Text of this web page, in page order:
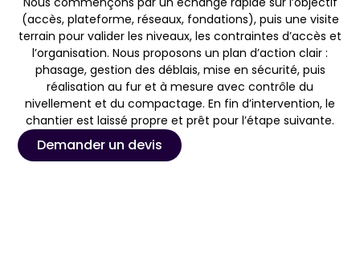
(accès, plateforme, réseaux, fondations), puis une visite
terrain pour valider les niveaux, les contraintes d’accès et
l’organisation. Nous proposons un plan d’action clair :
phasage, gestion des déblais, mise en sécurité, puis
réalisation au fur et à mesure avec contrôle du
nivellement et du compactage. En fin d’intervention, le
chantier est laissé propre et prêt pour l’étape suivante.
Demander un devis